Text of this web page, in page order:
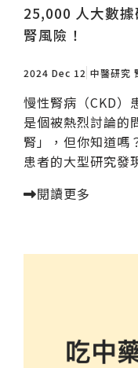
25,000 人大數
腎風險！
2024 Dec 12 中醫研究
慢性腎病（CKD）
是個被熱烈討論的
腎」，但你知道嗎
患者的大型研究發
閱讀更多